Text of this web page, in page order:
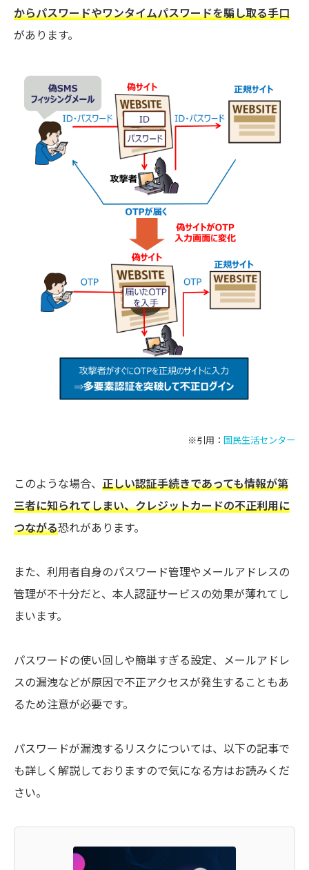
からパスワードやワンタイムパスワードを騙し取る手口
があります。
※引用： 国民生活センター
このような場合、 正しい認証手続きであっても情報が第
三者に知られてしまい、クレジットカードの不正利用に
つながる恐れがあります。
また、利用者自身のパスワード管理やメールアドレスの
管理が不十分だと、本人認証サービスの効果が薄れてし
まいます。
パスワードの使い回しや簡単すぎる設定、メールアドレ
スの漏洩などが原因で不正アクセスが発生することもあ
るため注意が必要です。
パスワードが漏洩するリスクについては、以下の記事で
も詳しく解説しておりますので気になる方はお読みくだ
さい。